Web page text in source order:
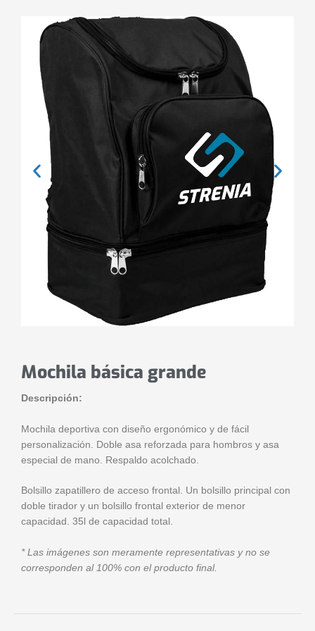
Mochila básica grande
Descripción:
Mochila deportiva con diseño ergonómico y de fácil
personalización. Doble asa reforzada para hombros y asa
especial de mano. Respaldo acolchado.
Bolsillo zapatillero de acceso frontal. Un bolsillo principal con
doble tirador y un bolsillo frontal exterior de menor
capacidad. 35l de capacidad total.
* Las imágenes son meramente representativas y no se
corresponden al 100% con el producto final.